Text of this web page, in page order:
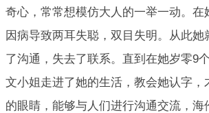
奇心，常常想模仿大人的一举一动。在
因病导致两耳失聪，双目失明。从此她
了沟通，失去了联系。直到在她岁零9
文小姐走进了她的生活，教会她认字，
的眼睛，能够与人们进行沟通交流，海